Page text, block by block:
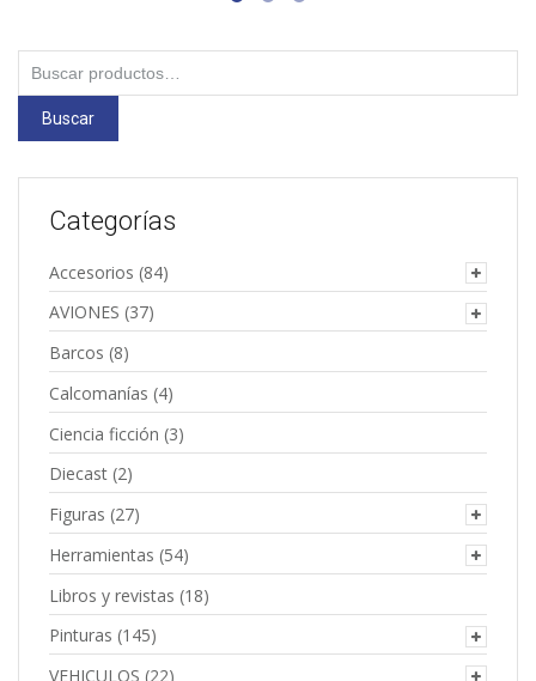
Buscar
por:
Buscar
Categorías
Accesorios (84)
AVIONES (37)
Barcos (8)
Calcomanías (4)
Ciencia ficción (3)
Diecast (2)
Figuras (27)
Herramientas (54)
Libros y revistas (18)
Pinturas (145)
VEHICULOS (22)